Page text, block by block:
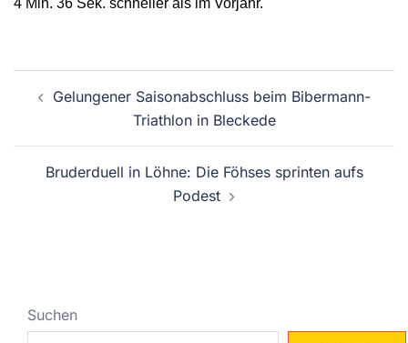
4 Min. 36 Sek. schneller als im Vorjahr.
Beitragsnavigation
Gelungener Saisonabschluss beim Bibermann-
Triathlon in Bleckede
Bruderduell in Löhne: Die Föhses sprinten aufs
Podest
Suchen